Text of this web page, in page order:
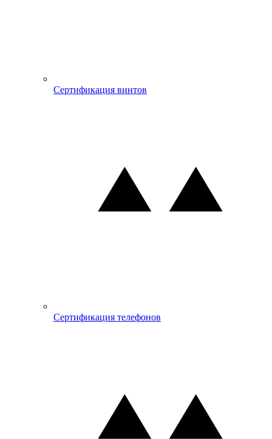
Сертификация винтов
Сертификация телефонов